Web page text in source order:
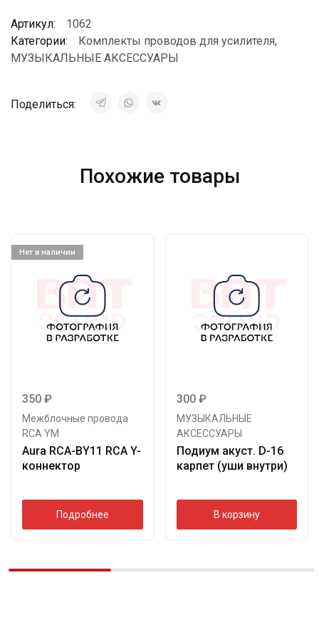
Артикул:
1062
Категории:
Комплекты проводов для усилителя,
МУЗЫКАЛЬНЫЕ АКСЕССУАРЫ
Поделиться:
Похожие товары
Нет в наличии
350 ₽
Межблочные провода
RCA YM
Aura RCA-ВY11 RCA Y-
коннектор
Подробнее
300 ₽
МУЗЫКАЛЬНЫЕ
АКСЕССУАРЫ
Подиум акуст. D-16
карпет (уши внутри)
В корзину